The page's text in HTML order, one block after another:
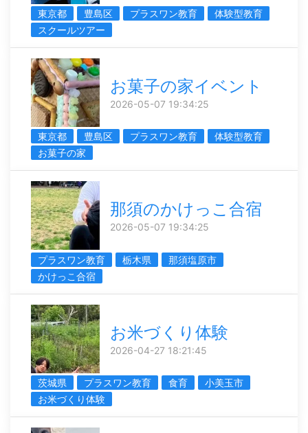
東京都 豊島区 プラスワン教育
体験型教育
スクールツアー
お菓子の家イベント
2026-05-07 19:34:25
東京都 豊島区 プラスワン教育
体験型教育
お菓子の家
那須のかけっこ合宿
2026-05-07 19:34:25
プラスワン教育 栃木県
那須塩原市
かけっこ合宿
お米づくり体験
2026-04-27 18:21:45
茨城県 プラスワン教育 食育
小美玉市
お米づくり体験